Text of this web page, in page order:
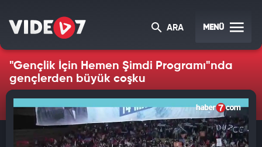
ARA MENÜ
"Gençlik İçin Hemen Şimdi Programı"nda
gençlerden büyük coşku